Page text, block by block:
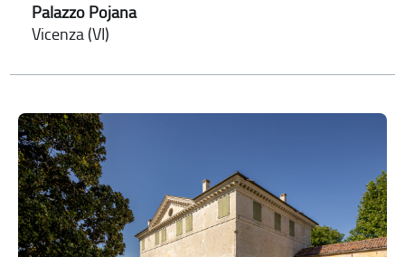
Palazzo Pojana
Vicenza (VI)